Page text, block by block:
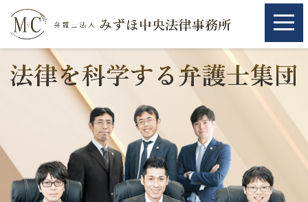
ホーム
相続・遺言
離婚（夫婦間トラブル）
ホーム
相続・遺言
離婚（夫婦間トラブル）